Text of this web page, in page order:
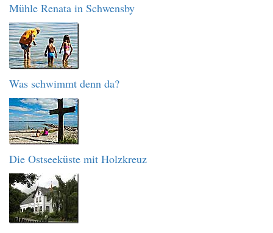
Mühle Renata in Schwensby
Was schwimmt denn da?
Die Ostseeküste mit Holzkreuz